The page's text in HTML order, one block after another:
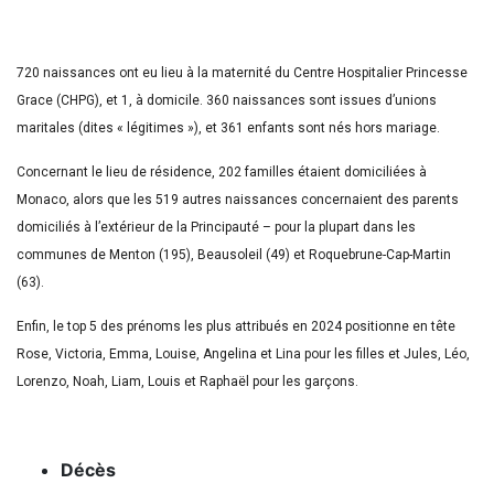
720 naissances ont eu lieu à la maternité du Centre Hospitalier Princesse
Grace (CHPG), et 1, à domicile. 360 naissances sont issues d’unions
maritales (dites « légitimes »), et 361 enfants sont nés hors mariage.
Concernant le lieu de résidence, 202 familles étaient domiciliées à
Monaco, alors que les 519 autres naissances concernaient des parents
domiciliés à l’extérieur de la Principauté – pour la plupart dans les
communes de Menton (195), Beausoleil (49) et Roquebrune-Cap-Martin
(63).
Enfin, le top 5 des prénoms les plus attribués en 2024 positionne en tête
Rose, Victoria, Emma, Louise, Angelina et Lina pour les filles et Jules, Léo,
Lorenzo, Noah, Liam, Louis et Raphaël pour les garçons.
Décès